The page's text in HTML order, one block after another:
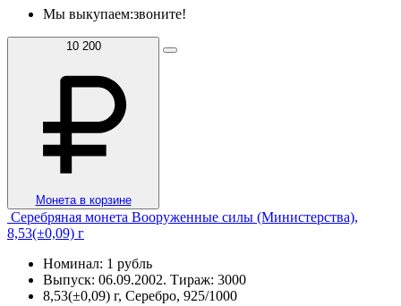
Мы выкупаем:звоните!
10 200
Монета в корзине
Серебряная монета Вооруженные силы (Министерства),
8,53(±0,09) г
Номинал: 1 рубль
Выпуск: 06.09.2002. Тираж: 3000
8,53(±0,09) г, Серебро, 925/1000